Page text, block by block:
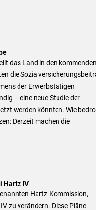
das Land in den kommenden
die
der Erwerbstätigen
– eine neue Studie der
werden könnten. Wie
Derzeit machen die
Hartz IV
Hartz-Kommission,
zu verändern. Diese Pläne